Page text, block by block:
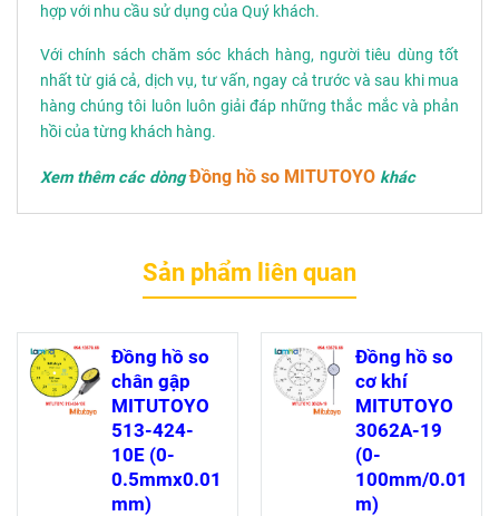
hợp với nhu cầu sử dụng của Quý khách.
Với chính sách chăm sóc khách hàng, người tiêu dùng tốt
nhất từ giá cả, dịch vụ, tư vấn, ngay cả trước và sau khi mua
hàng chúng tôi luôn luôn giải đáp những thắc mắc và phản
hồi của từng khách hàng.
Xem thêm các dòng Đồng hồ so MITUTOYO khác
Sản phẩm liên quan
Đồng hồ so
chân gập
MITUTOYO
513-424-
10E (0-
0.5mmx0.01
mm)
Đồng hồ so
cơ khí
MITUTOYO
3062A-19
(0-
100mm/0.01
m)